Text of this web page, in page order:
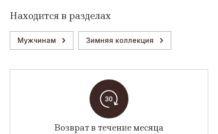
Находится в разделах
Мужчинам Зимняя коллекция
Возврат в течение месяца